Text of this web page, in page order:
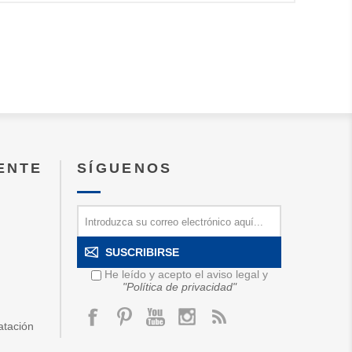
SÍGUENOS
SUSCRIBIRSE
He leído y acepto el aviso legal y
"Política de privacidad"